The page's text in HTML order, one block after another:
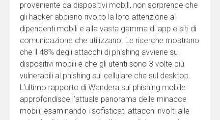
proveniente da dispositivi mobili, non sorprende che
gli hacker abbiano rivolto la loro attenzione ai
dipendenti mobili e alla vasta gamma di app e siti di
comunicazione che utilizzano. Le ricerche mostrano
che il 48% degli attacchi di phishing avviene su
dispositivi mobili e che gli utenti sono 3 volte più
vulnerabili al phishing sul cellulare che sul desktop.
L’ultimo rapporto di Wandera sul phishing mobile
approfondisce l’attuale panorama delle minacce
mobili, esaminando i sofisticati attacchi rivolti alle